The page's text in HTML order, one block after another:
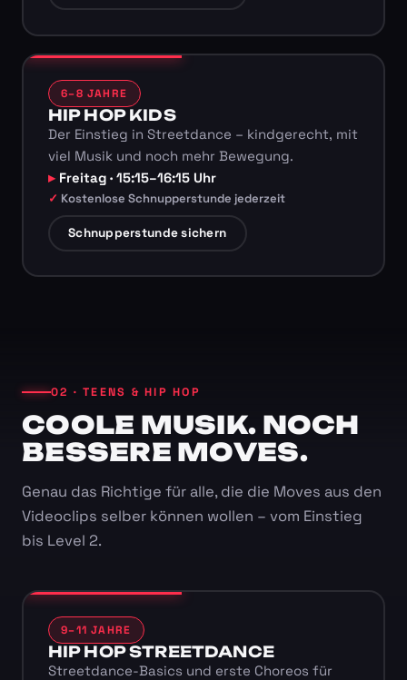
6–8 JAHRE
HIP HOP KIDS
Der Einstieg in Streetdance – kindgerecht, mit
viel Musik und noch mehr Bewegung.
Freitag · 15:15–16:15 Uhr
Kostenlose Schnupperstunde jederzeit
Schnupperstunde sichern
02 · TEENS & HIP HOP
COOLE MUSIK. NOCH
BESSERE MOVES.
Genau das Richtige für alle, die die Moves aus den
Videoclips selber können wollen – vom Einstieg
bis Level 2.
9–11 JAHRE
HIP HOP STREETDANCE
Streetdance-Basics und erste Choreos für